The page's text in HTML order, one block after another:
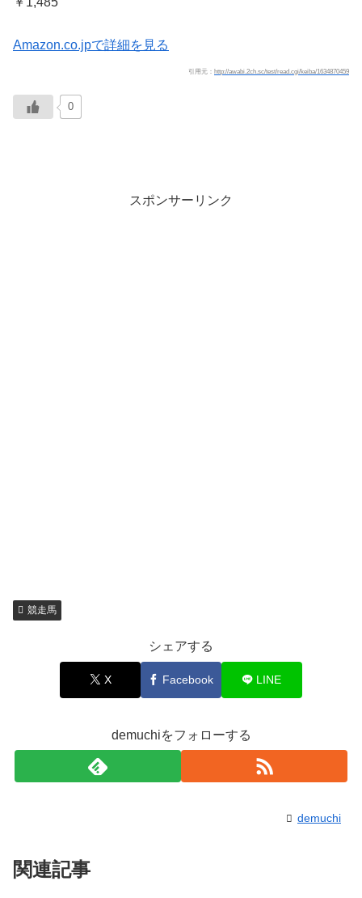
Amazon.co.jpで詳細を見る
引用元： http://awabi.2ch.sc/test/read.cgi/keiba/1634870459
0
スポンサーリンク
競走馬
シェアする
X Facebook LINE
demuchiをフォローする
demuchi
関連記事